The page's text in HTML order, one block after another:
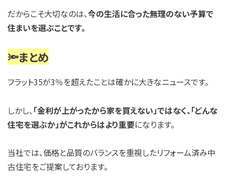
だからこそ大切なのは、今の生活に合った無理のない予算で
住まいを選ぶことです。
🔦まとめ
フラット35が3％を超えたことは確かに大きなニュースです。
しかし、 「金利が上がったから家を買えない」ではなく、「どんな
住宅を選ぶか」がこれからはより重要になります。
当社では、価格と品質のバランスを重視したリフォーム済み中
古住宅をご提案しております。